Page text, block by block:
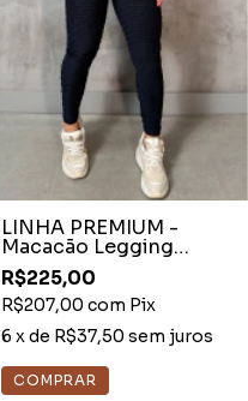
LINHA PREMIUM -
Macacão Legging
Brocado Preto Decote
Fixo
R$225,00
R$207,00 com Pix
6 x de R$37,50 sem juros